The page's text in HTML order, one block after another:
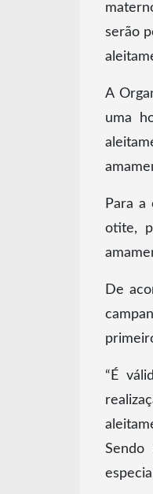
serão
A
uma
Para a
otite,
De
“É
Sendo